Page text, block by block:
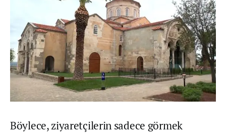
Böylece, ziyaretçilerin sadece görmek